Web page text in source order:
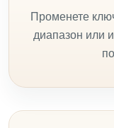
Променете
диапазон или